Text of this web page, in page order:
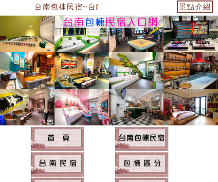
台南包棟民宿~台南民宿住宿 景點介紹